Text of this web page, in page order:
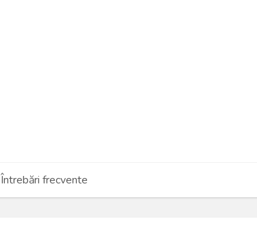
Întrebări frecvente